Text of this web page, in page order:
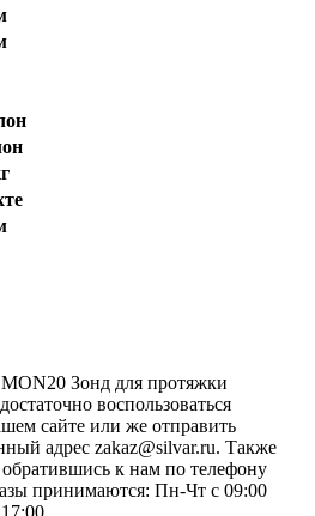
Зонд для протяжки
воспользоваться
сайте или же отправить
адрес zakaz@silvar.ru. Также
к нам по телефону
принимаются: Пн-Чт с 09:00